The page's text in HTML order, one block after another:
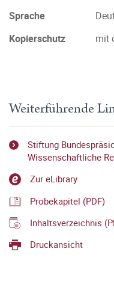
Sprache
Kopierschutz
mit
Weiterführende
Stiftung
Wissenschaftliche
Zur eLibrary
Probekapitel (PDF)
Inhaltsverzeichnis
Druckansicht